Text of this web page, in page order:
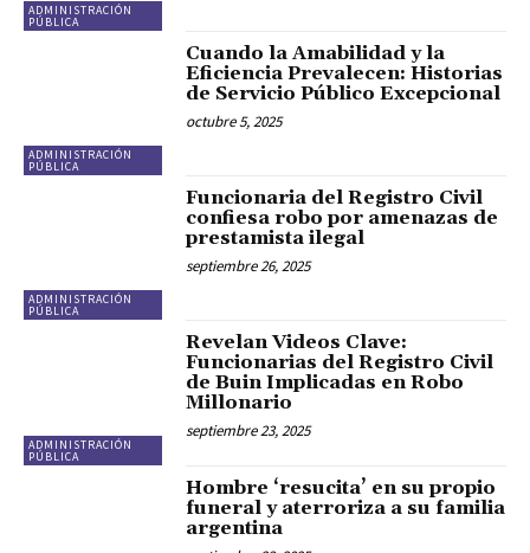
ADMINISTRACIÓN
PÚBLICA
ADMINISTRACIÓN
PÚBLICA
Cuando la Amabilidad y la
Eficiencia Prevalecen: Historias
de Servicio Público Excepcional
octubre 5, 2025
ADMINISTRACIÓN
PÚBLICA
Funcionaria del Registro Civil
confiesa robo por amenazas de
prestamista ilegal
septiembre 26, 2025
ADMINISTRACIÓN
PÚBLICA
Revelan Videos Clave:
Funcionarias del Registro Civil
de Buin Implicadas en Robo
Millonario
septiembre 23, 2025
Hombre ‘resucita’ en su propio
funeral y aterroriza a su familia
argentina